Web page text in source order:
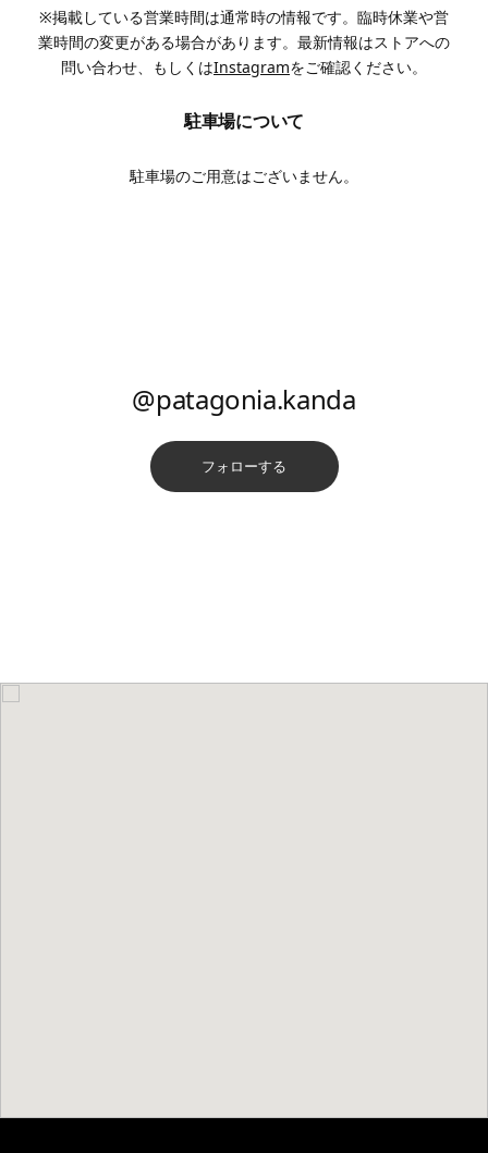
※掲載している営業時間は通常時の情報です。臨時休業や営
業時間の変更がある場合があります。最新情報はストアへの
問い合わせ、もしくはInstagramをご確認ください。
駐車場について
駐車場のご用意はございません。
@patagonia.kanda
フォローする